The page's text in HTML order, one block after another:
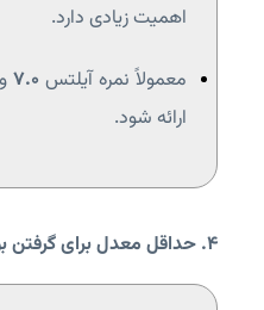
اهمیت زیادی دارد.
معمولاً نمره آیلتس ۷.۰
ارائه شود.
۴. حداقل معدل برای گرفتن بورسیه تحصیلی